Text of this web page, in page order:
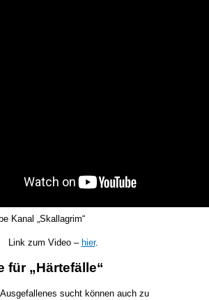
Kanal „Skallagrim“
Link zum Video – hier.
für „Härtefälle“
sucht können auch zu